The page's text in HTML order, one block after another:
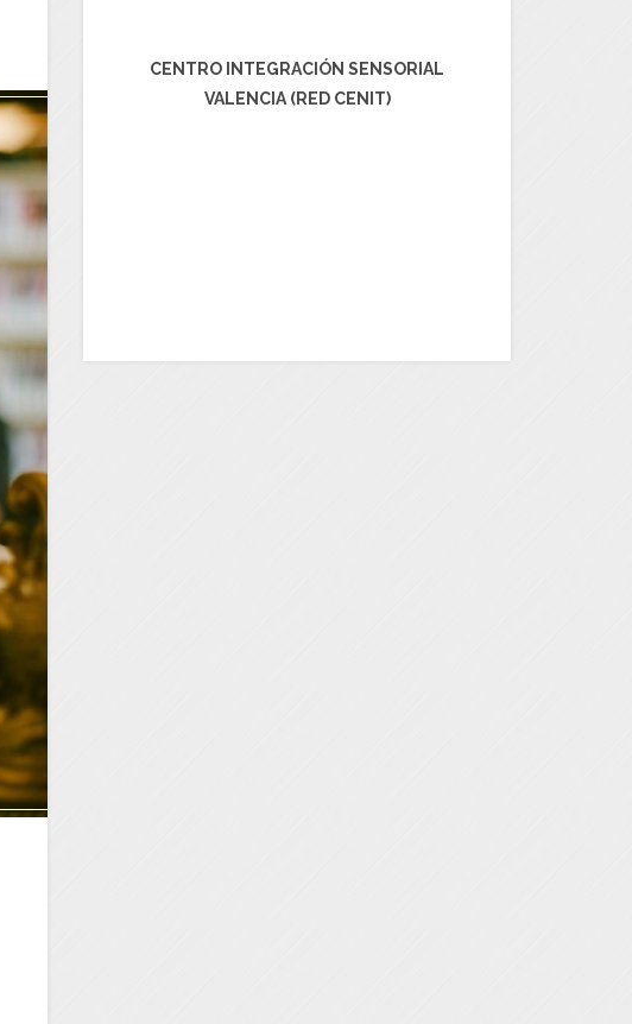
CENTRO INTEGRACIÓN SENSORIAL
VALENCIA (RED CENIT)